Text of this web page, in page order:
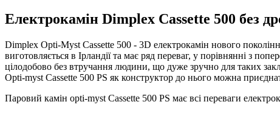
Електрокамін Dimplex Cassette 500 без
Dimplex Opti-Myst Cassette 500 - 3D електрокамін нового
виготовляється в Ірландії та має ряд переваг, у порівнянні з
цілодобово без втручання людини, що дуже зручно для таких
Opti-myst Cassette 500 PS як конструктор до нього можна
Паровий камін opti-myst Cassette 500 PS має всі переваги